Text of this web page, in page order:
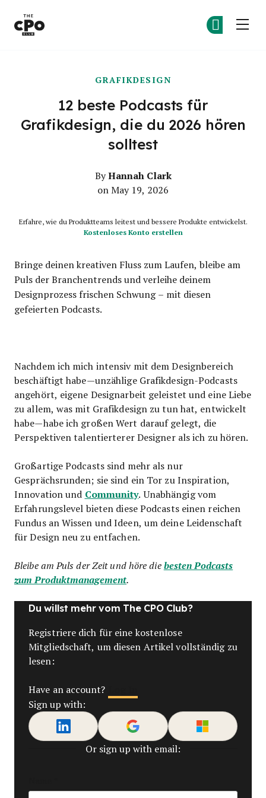
GRAFIKDESIGN
12 beste Podcasts für
Grafikdesign, die du 2026 hören
solltest
ByHannah Clark
on May 19, 2026
Erfahre, wie du Produktteams leitest und bessere Produkte entwickelst.
Kostenloses Konto erstellen
Bringe deinen kreativen Fluss zum Laufen, bleibe am
Puls der Branchentrends und verleihe deinem
Designprozess frischen Schwung – mit diesen
gefeierten Podcasts.
Nachdem ich mich intensiv mit dem Designbereich
beschäftigt habe—unzählige Grafikdesign-Podcasts
angehört, eigene Designarbeit geleistet und eine Liebe
zu allem, was mit Grafikdesign zu tun hat, entwickelt
habe—habe ich großen Wert darauf gelegt, die
Perspektiven talentierterer Designer als ich zu hören.
Großartige Podcasts sind mehr als nur
Gesprächsrunden; sie sind ein Tor zu Inspiration,
Innovation und Community. Unabhängig vom
Erfahrungslevel bieten diese Podcasts einen reichen
Fundus an Wissen und Ideen, um deine Leidenschaft
für Design neu zu entfachen.
Bleibe am Puls der Zeit und höre diebesten Podcasts
zum Produktmanagement.
Du willst mehr vom The CPO Club?
Registriere dich für eine kostenlose
Mitgliedschaft, um diesen Artikel vollständig zu
lesen:
Have an account?
Sign up with:
Or sign up with email: